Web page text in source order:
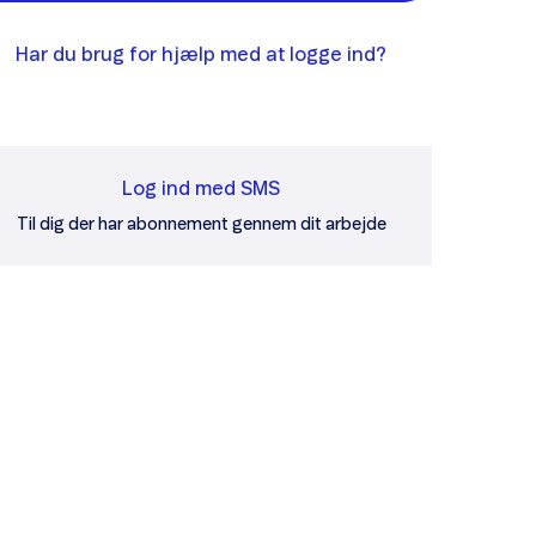
Har du brug for hjælp med at logge ind?
Log ind med SMS
Til dig der har abonnement gennem dit arbejde